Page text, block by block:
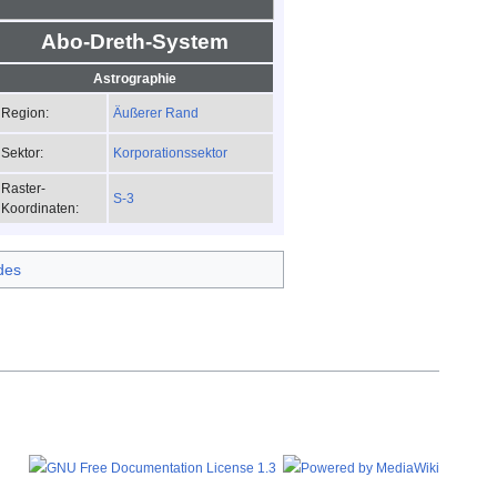
Abo-Dreth-System
Astrographie
Region: Äußerer Rand
Sektor: Korporationssektor
Raster-
Koordinaten:
S-3